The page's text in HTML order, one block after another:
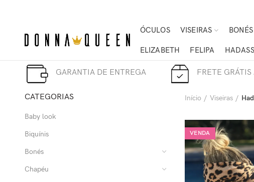
ÓCULOS VISEIRAS BONÉS
ELIZABETH FELIPA
GARANTIA DE ENTREGA FRETE
CATEGORIAS
Baby look
Biquínis
Bonés
Chapéu
Início Viseiras
VENDA